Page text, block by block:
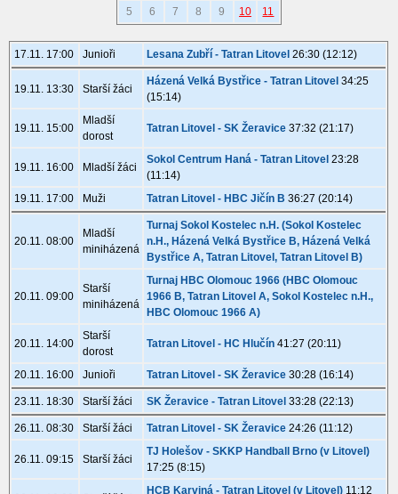
5
6 7 8 9 10 11
17.11. 17:00 Junioři Lesana Zubří - Tatran Litovel 26:30 (12:12)
19.11. 13:30 Starší žáci
Házená Velká Bystřice - Tatran Litovel 34:25
(15:14)
19.11. 15:00
Mladší
dorost
Tatran Litovel - SK Žeravice 37:32 (21:17)
19.11. 16:00 Mladší žáci
Sokol Centrum Haná - Tatran Litovel 23:28
(11:14)
19.11. 17:00
Muži Tatran Litovel - HBC Jičín B 36:27 (20:14)
20.11. 08:00
Mladší
miniházená
Turnaj Sokol Kostelec n.H. (Sokol Kostelec
n.H., Házená Velká Bystřice B, Házená Velká
Bystřice A, Tatran Litovel, Tatran Litovel B)
20.11. 09:00
Starší
miniházená
Turnaj HBC Olomouc 1966 (HBC Olomouc
1966 B, Tatran Litovel A, Sokol Kostelec n.H.,
HBC Olomouc 1966 A)
20.11. 14:00
Starší
dorost
Tatran Litovel - HC Hlučín 41:27 (20:11)
20.11. 16:00 Junioři Tatran Litovel - SK Žeravice 30:28 (16:14)
23.11. 18:30 Starší žáci SK Žeravice - Tatran Litovel 33:28 (22:13)
26.11. 08:30 Starší žáci Tatran Litovel - SK Žeravice 24:26 (11:12)
26.11. 09:15 Starší žáci
TJ Holešov - SKKP Handball Brno (v Litovel)
17:25 (8:15)
HCB Karviná - Tatran Litovel (v Litovel) 11:12